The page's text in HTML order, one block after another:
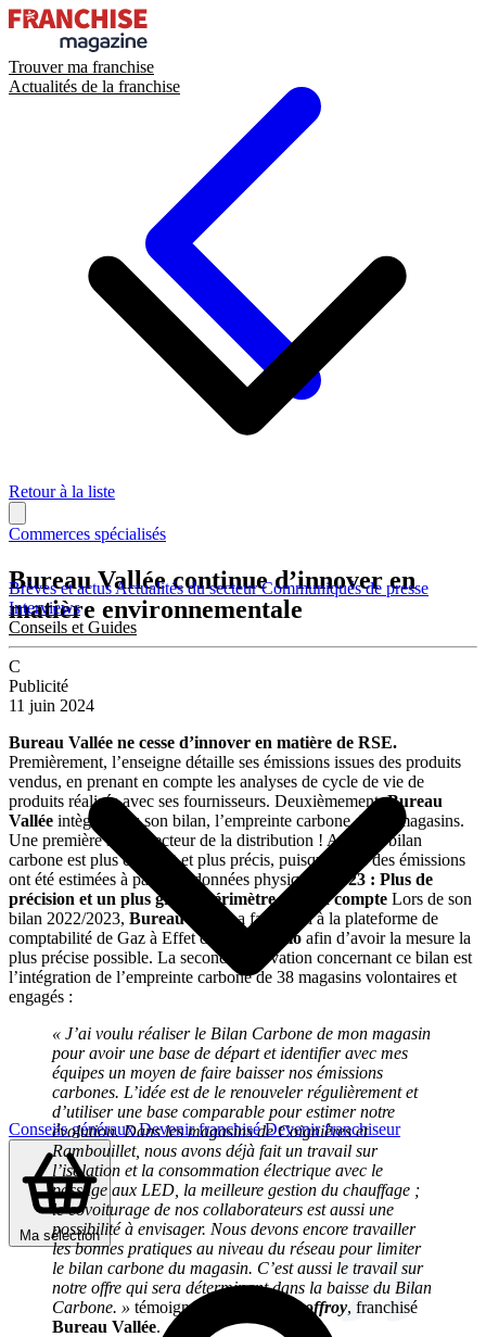
Trouver ma franchise
Actualités de la franchise
Brèves et actusActualités du secteurCommuniqués de presse
Interviews
Conseils et Guides
Conseils générauxDevenir franchiséDevenir franchiseur
Ma sélection
Retour à la liste
Commerces spécialisés
Bureau Vallée continue d’innover en
matière environnementale
C
Publicité
11 juin 2024
Bureau Vallée ne cesse d’innover en matière de RSE.
Premièrement, l’enseigne détaille ses émissions issues des produits
vendus, en prenant en compte les analyses de cycle de vie de
produits réalisés avec ses fournisseurs. Deuxièmement,Bureau
Vallée intègre dans son bilan, l’empreinte carbone de 38 magasins.
Une première sur le secteur de la distribution ! Ainsi, le bilan
carbone est plus complet et plus précis, puisque 87% des émissions
ont été estimées à partir de données physiques.
2023 : Plus de
précision et un plus grand périmètre pris en compte Lors de son
bilan 2022/2023, Bureau Valléea fait appel à la plateforme de
comptabilité de Gaz à Effet de Serre
Aktio afin d’avoir la mesure la
plus précise possible. La seconde innovation concernant ce bilan est
l’intégration de l’empreinte carbone de 38 magasins volontaires et
engagés :
« J’ai voulu réaliser le Bilan Carbone de mon magasin
pour avoir une base de départ et identifier avec mes
équipes un moyen de faire baisser nos émissions
carbones. L’idée est de le renouveler régulièrement et
d’utiliser une base comparable pour estimer notre
évolution. Dans les magasins de Coignières et
Rambouillet, nous avons déjà fait un travail sur
l’isolation et la consommation électrique avec le
passage aux LED, la meilleure gestion du chauffage ;
le covoiturage de nos collaborateurs est aussi une
possibilité à envisager. Nous devons encore travailler
les bonnes pratiques au niveau du réseau pour limiter
le bilan carbone du magasin. C’est aussi le travail sur
notre offre qui sera déterminant dans la baisse du Bilan
Carbone. » témoigne Christophe Geoffroy, franchisé
Bureau Vallée.